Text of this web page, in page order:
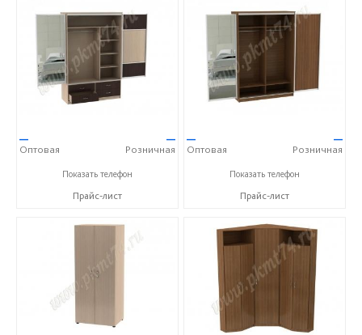
—
Оптовая
—
Розничная
+7 (351) 218-92-86
Показать телефон
Прайс-лист
—
Оптовая
—
Розничная
+7 (351) 218-92-86
Показать телефон
Прайс-лист